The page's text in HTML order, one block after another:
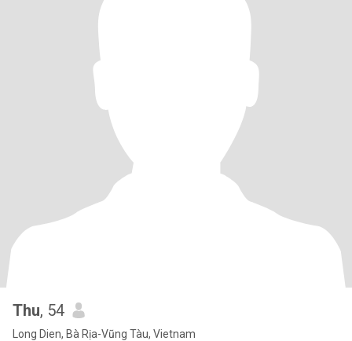
Thu, 54
Long Dien, Bà Rịa-Vũng Tàu, Vietnam